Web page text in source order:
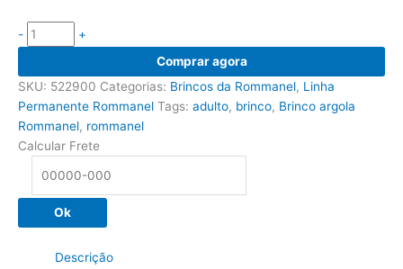
-
Rommanel
banhados
a
ouro
formato
argola
com
medindo
+
Comprar agora
SKU: 522900 Categorias: Brincos da Rommanel, Linha
Permanente Rommanel Tags: adulto, brinco, Brinco argola
Rommanel, rommanel
Calcular Frete
Ok
Descrição